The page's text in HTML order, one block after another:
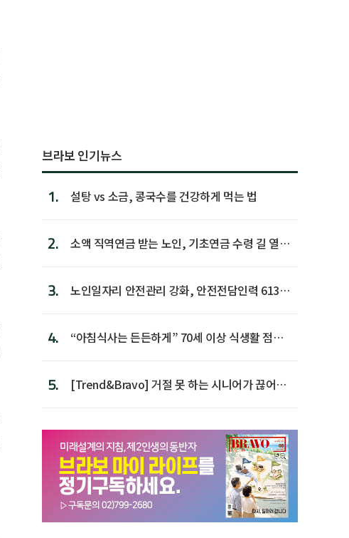
브라보 인기뉴스
1. 설탕 vs 소금, 콩국수를 건강하게 먹는 법
2.
소액 직역연금 받는 노인, 기초연금 수령 길 열린
3.
노인일자리 안전관리 강화, 안전전담인력 613명
4.
“아침식사는 든든하게” 70세 이상 식생활 점수
5.
[Trend&Bravo] 거절 못 하는 시니어가 끊어야